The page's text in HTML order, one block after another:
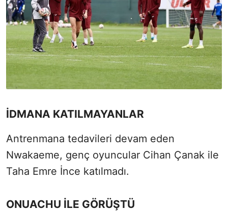
İDMANA KATILMAYANLAR
Antrenmana tedavileri devam eden
Nwakaeme, genç oyuncular Cihan Çanak ile
Taha Emre İnce katılmadı.
ONUACHU İLE GÖRÜŞTÜ